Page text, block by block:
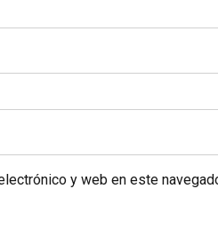
y web en este